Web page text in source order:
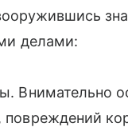
делами:
Внимательно
повреждений